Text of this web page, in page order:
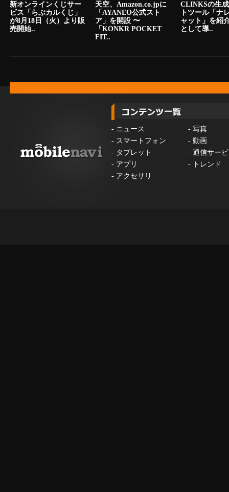
新オンラインくじサー
ビス「らぶカルくじ」
が8月18日（火）より販
売開始..
天空、Amazon.co.jpに
「AYANEO公式スト
ア」を開設 〜
「KONKR POCKET
FIT..
CLINKSの生
トツール「ナ
ャット」を紹
として導..
- ニュース - 写真
- スマートフォン - 動画
- タブレット - 通信サー
- アプリ -
トレンド
- アクセサリ